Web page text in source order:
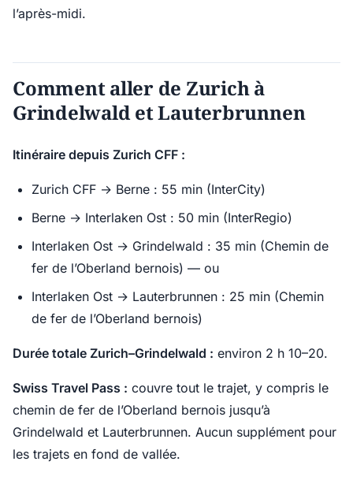
l’après-midi.
Comment aller de Zurich à
Grindelwald et Lauterbrunnen
Itinéraire depuis Zurich CFF :
Zurich CFF → Berne : 55 min (InterCity)
Berne → Interlaken Ost : 50 min (InterRegio)
Interlaken Ost → Grindelwald : 35 min (Chemin de
fer de l’Oberland bernois) — ou
Interlaken Ost → Lauterbrunnen : 25 min (Chemin
de fer de l’Oberland bernois)
Durée totale Zurich–Grindelwald : environ 2 h 10–20.
Swiss Travel Pass : couvre tout le trajet, y compris le
chemin de fer de l’Oberland bernois jusqu’à
Grindelwald et Lauterbrunnen. Aucun supplément pour
les trajets en fond de vallée.